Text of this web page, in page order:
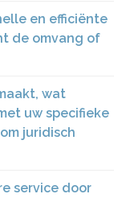
en efficiënte
de omvang of
wat
uw specifieke
juridisch
service door